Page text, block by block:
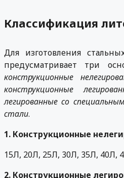
Классификация
Для изготовления
предусматривает три
конструкционные
конструкционные
легированные со
стали.
1. Конструкционные
15Л, 20Л, 25Л, 30Л, 35Л, 40Л,
2. Конструкционные